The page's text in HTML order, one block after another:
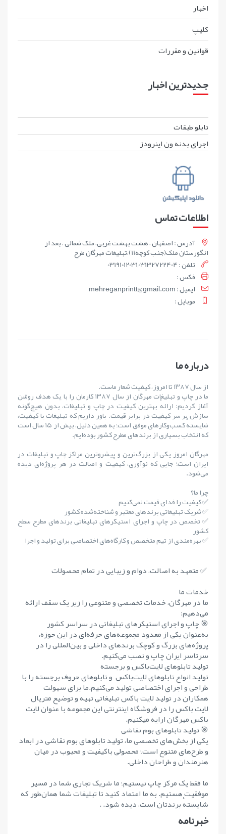
اخبار
کليپ
قوانين و مقررات
جدیدترین اخبار
تابلو طبقات
اجرای بدنه ون اینرودز
اطلاعات تماس
آدرس : اصفهان ، هشت بهشت غربی، ملک شمالی ، بعد از
انگورستان ملک(جنب کوچه11)،تبلیغات مهرگان طرح
تلفن : 03191012031,03132722404
فکس :
ايميل : mehreganprintt@gmail.com
موبايل :
درباره ما
از سال ۱۳۸۷ تا امروز، کیفیت شعار ماست.
ما در چاپ و تبلیغات مهرگان از سال ۱۳۸۷ کارمان را با یک هدف روشن
آغاز کردیم: ارائهٔ بهترین کیفیت در چاپ و تبلیغات، بدون هیچ‌گونه
سازش بر سر کیفیت در برابر قیمت. باور داریم که تبلیغات با کیفیت،
شایستهٔ کسب‌وکارهای موفق است؛ به همین دلیل، بیش از ۱۵ سال است
که انتخاب بسیاری از برندهای مطرح کشور بوده‌ایم.
مهرگان امروز یکی از بزرگ‌ترین و پیشروترین مراکز چاپ و تبلیغات در
ایران است؛ جایی که نوآوری، کیفیت و اصالت در هر پروژه‌ای دیده
می‌شود.
چرا ما؟
✅ کیفیت را فدای قیمت نمی‌کنیم
✅ شریک تبلیغاتی برندهای معتبر و شناخته‌شده کشور
✅ تخصص در چاپ و اجرای استیکرهای تبلیغاتی برندهای مطرح سطح
کشور
✅ بهره‌مندی از تیم متخصص و کارگاه‌های اختصاصی برای تولید و اجرا
✅ متعهد به اصالت، دوام و زیبایی در تمام محصولات
خدمات ما
ما در مهرگان، خدمات تخصصی و متنوعی را زیر یک سقف ارائه
می‌دهیم:
🎯 چاپ و اجرای استیکرهای تبلیغاتی در سراسر کشور
به‌عنوان یکی از معدود مجموعه‌های حرفه‌ای در این حوزه،
پروژه‌های بزرگ و کوچک برندهای داخلی و بین‌المللی را در
سرتاسر ایران چاپ و نصب می‌کنیم.
تولید تابلوهای لایت‌باکس و برجسته
تولید انواع تابلوهای لایت‌باکس و تابلوهای حروف برجسته را با
طراحی و اجرای اختصاصی تولید می‌کنیم.ما برای سهولت
همکاران در تولید لایت باکس تبلیغاتی تهیه و توضیع متریال
لایت باکس را در فروشگاه اینترنتی این مجموعه با عنوان لایت
باکس مهرگان ارایه میکنیم.
🎯 تولید تابلوهای بوم نقاشی
یکی از بخش‌های تخصصی ما، تولید تابلوهای بوم نقاشی در ابعاد
و طرح‌های متنوع است؛ محصولی باکیفیت و محبوب در میان
هنرمندان و طراحان داخلی.
ما فقط یک مرکز چاپ نیستیم؛ ما شریک تجاری شما در مسیر
موفقیت هستیم. به ما اعتماد کنید تا تبلیغات شما همان‌طور که
شایستهٔ برندتان است، دیده شود. .
خبرنامه